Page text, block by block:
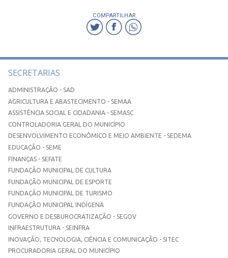
COMPARTILHAR
SECRETARIAS
ADMINISTRAÇÃO - SAD
AGRICULTURA E ABASTECIMENTO - SEMAA
ASSISTÊNCIA SOCIAL E CIDADANIA - SEMASC
CONTROLADORIA GERAL DO MUNICÍPIO
DESENVOLVIMENTO ECONÔMICO E MEIO AMBIENTE - SEDEMA
EDUCAÇÃO - SEME
FINANÇAS - SEFATE
FUNDAÇÃO MUNICIPAL DE CULTURA
FUNDAÇÃO MUNICIPAL DE ESPORTE
FUNDAÇÃO MUNICIPAL DE TURISMO
FUNDAÇÃO MUNICIPAL INDÍGENA
GOVERNO E DESBUROCRATIZAÇÃO - SEGOV
INFRAESTRUTURA - SEINFRA
INOVAÇÃO, TECNOLOGIA, CIÊNCIA E COMUNICAÇÃO - SITEC
PROCURADORIA GERAL DO MUNICÍPIO